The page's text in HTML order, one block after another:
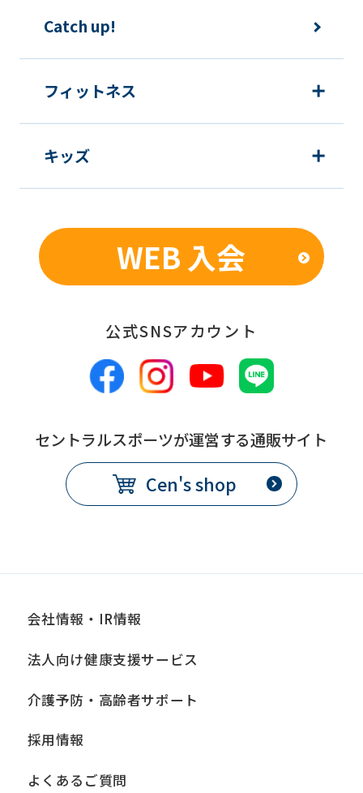
Automatic
Catch up!
フィットネス
キッズ
WEB 入会
公式SNSアカウント
セントラルスポーツが運営する通販サイト
Cen's shop
会社情報・IR情報
法人向け健康支援サービス
介護予防・高齢者サポート
採用情報
よくあるご質問